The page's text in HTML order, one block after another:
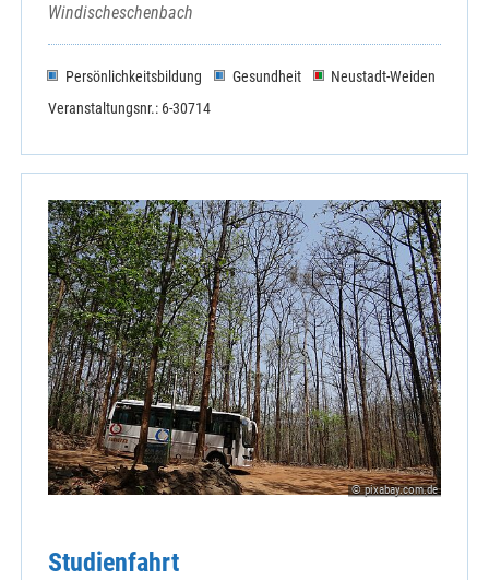
Windischeschenbach
Persönlichkeitsbildung Gesundheit
Neustadt-Weiden
Veranstaltungsnr.: 6-30714
© pixabay.com.de
Studienfahrt